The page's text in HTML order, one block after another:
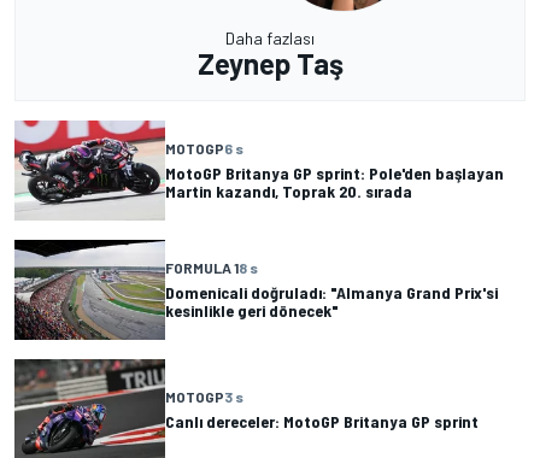
Daha fazlası
Zeynep Taş
MOTOGP6 s
MotoGP Britanya GP sprint: Pole'den başlayan
Martin kazandı, Toprak 20. sırada
FORMULA 18 s
Domenicali doğruladı: "Almanya Grand Prix'si
kesinlikle geri dönecek"
MOTOGP3 s
Canlı dereceler: MotoGP Britanya GP sprint